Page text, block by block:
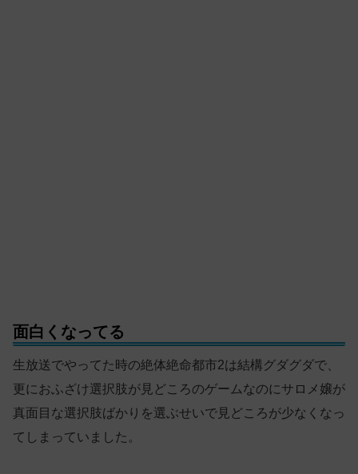
面白くなってる
生放送でやってた時の絶体絶命都市2は結構グダグダで、
更におふざけ選択肢が見どころのゲームなのにサロメ嬢が
真面目な選択肢ばかりを選ぶせいで見どころが少なくなっ
てしまっていました。